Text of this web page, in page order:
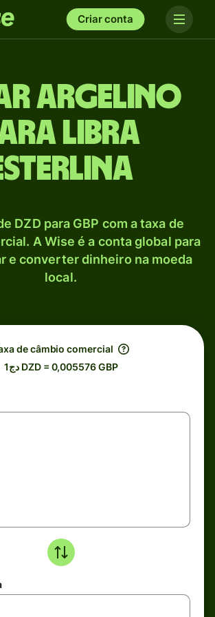
Criar conta
argelino
Libra
DZD para GBP com a taxa de
A Wise é a conta global para
e converter dinheiro na moeda
local.
de câmbio comercial
دج1 DZD = 0,005576 GBP